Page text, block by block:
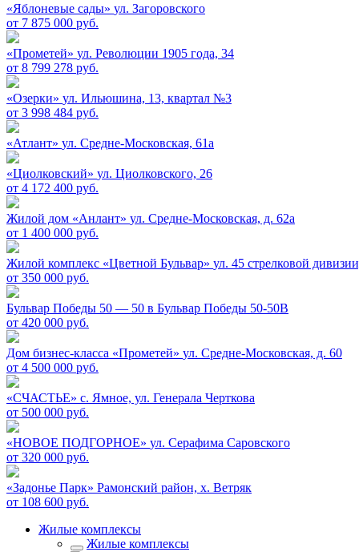
«Яблоневые сады» ул. Загоровского
от 7 875 000 руб.
«Прометей» ул. Революции 1905 года, 34
от 8 799 278 руб.
«Озерки» ул. Ильюшина, 13, квартал №3
от 3 998 484 руб.
«Атлант» ул. Средне-Московская, 61а
«Циолковский» ул. Циолковского, 26
от 4 172 400 руб.
Жилой дом «Анлант» ул. Средне-Московская, д. 62а
от 1 400 000 руб.
Жилой комплекс «Цветной Бульвар» ул. 45 стрелковой
от 350 000 руб.
Бульвар Победы 50 — 50 в Бульвар Победы 50-50В
от 420 000 руб.
Дом бизнес-класса «Прометей» ул. Средне-Московская, д. 60
от 4 500 000 руб.
«СЧАСТЬЕ» c. Ямное, ул. Генерала Черткова
от 500 000 руб.
«НОВОЕ ПОДГОРНОЕ» ул. Серафима Саровского
от 320 000 руб.
«Задонье Парк» Рамонский район, х. Ветряк
от 108 600 руб.
Жилые комплексы
Жилые комплексы